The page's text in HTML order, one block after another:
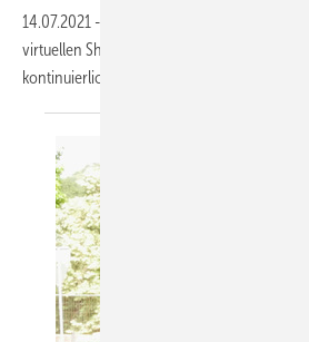
14.07.2021 -
virtuellen Showroom entwickelt. Dieses
kontinuierlich aktualisiert und